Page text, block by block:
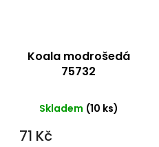
Koala modrošedá
75732
Skladem (10 ks)
71 Kč